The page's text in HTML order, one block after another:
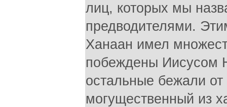
лиц, которых мы
предводителями.
Ханаан имел
побеждены Иисусом
остальные бежали
могущественный из